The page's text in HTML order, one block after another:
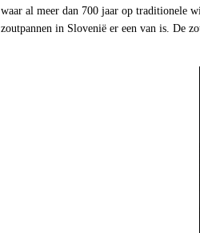
waar al meer dan 700 jaar op traditionele
zoutpannen in Slovenië er een van is. De